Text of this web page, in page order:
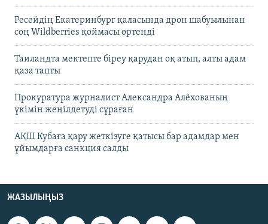
Ресейдің Екатеринбург қаласында дрон шабуылынан
соң Wildberries қоймасы өртенді
Таиландта мектепте біреу қарудан оқ атып, алты адам
қаза тапты
Прокуратура журналист Александра Алёхованың
үкімін жеңілдетуді сұраған
АҚШ Кубаға қару жеткізуге қатысы бар адамдар мен
ұйымдарға санкция салды
ЖАЗЫЛЫҢЫЗ